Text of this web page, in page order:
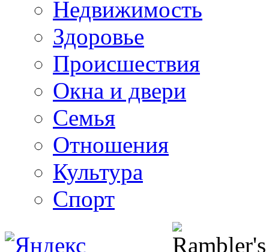
Недвижимость
Здоровье
Происшествия
Окна и двери
Семья
Отношения
Культура
Спорт